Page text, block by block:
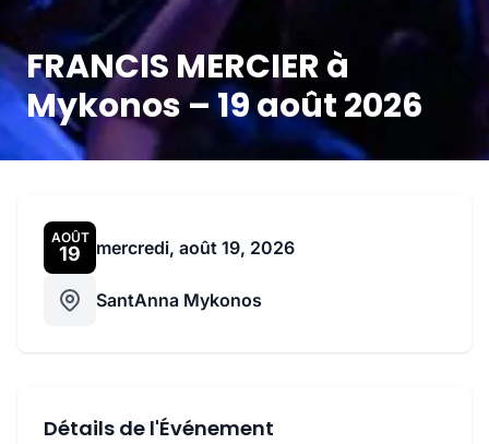
FRANCIS MERCIER à
Mykonos – 19 août 2026
AOÛT
19 mercredi, août 19, 2026
SantAnna Mykonos
Détails de l'Événement